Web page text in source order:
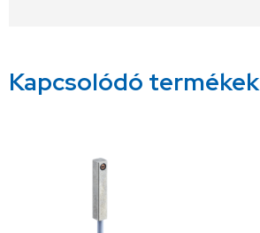
Kapcsolódó termékek